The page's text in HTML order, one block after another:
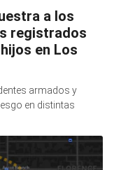
a los
registrados
en Los
armados y
en distintas